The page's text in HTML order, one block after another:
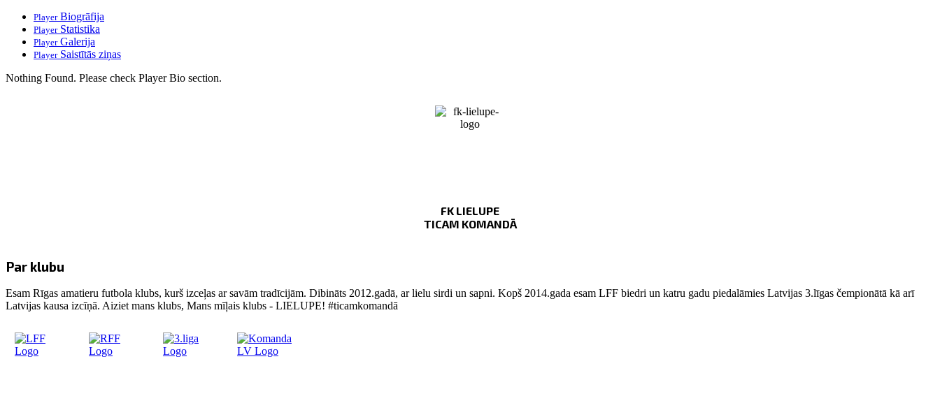
PlayerBiogrāfija
PlayerStatistika
PlayerGalerija
PlayerSaistītās ziņas
Nothing Found. Please check Player Bio section.
FK LIELUPE
TICAM KOMANDĀ
Par klubu
Esam Rīgas amatieru futbola klubs, kurš izceļas ar savām tradīcijām. Dibināts 2012.gadā, ar lielu sirdi un sapni. Kopš 2014.gada esam LFF biedri un katru gadu piedalāmies Latvijas 3.līgas čempionātā kā arī
Latvijas kausa izcīņā. Aiziet mans klubs, Mans mīļais klubs - LIELUPE! #ticamkomandā